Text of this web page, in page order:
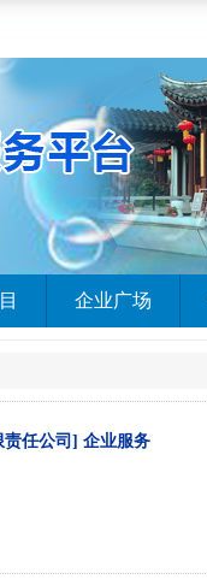
企业广场
责任公司] 企业服务